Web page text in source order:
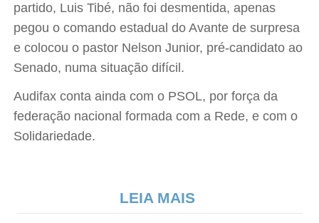
partido, Luis Tibé, não foi desmentida, apenas
pegou o comando estadual do Avante de surpresa
e colocou o pastor Nelson Junior, pré-candidato ao
Senado, numa situação difícil.
Audifax conta ainda com o PSOL, por força da
federação nacional formada com a Rede, e com o
Solidariedade.
LEIA MAIS